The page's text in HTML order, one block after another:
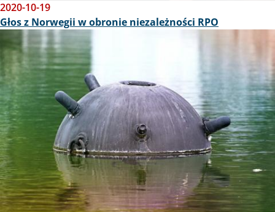
2020-10-19
Głos z Norwegii w obronie niezależności RPO
Obraz